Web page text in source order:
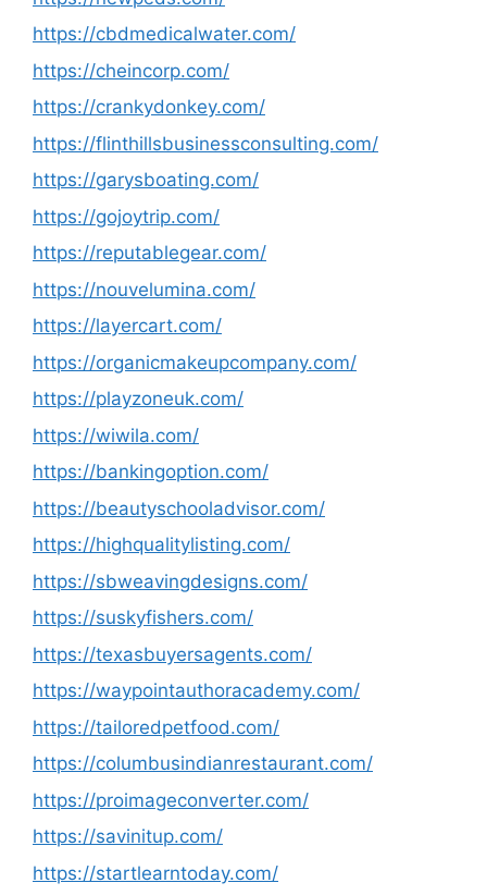
https://cbdmedicalwater.com/
https://cheincorp.com/
https://crankydonkey.com/
https://flinthillsbusinessconsulting.com/
https://garysboating.com/
https://gojoytrip.com/
https://reputablegear.com/
https://nouvelumina.com/
https://layercart.com/
https://organicmakeupcompany.com/
https://playzoneuk.com/
https://wiwila.com/
https://bankingoption.com/
https://beautyschooladvisor.com/
https://highqualitylisting.com/
https://sbweavingdesigns.com/
https://suskyfishers.com/
https://texasbuyersagents.com/
https://waypointauthoracademy.com/
https://tailoredpetfood.com/
https://columbusindianrestaurant.com/
https://proimageconverter.com/
https://savinitup.com/
https://startlearntoday.com/